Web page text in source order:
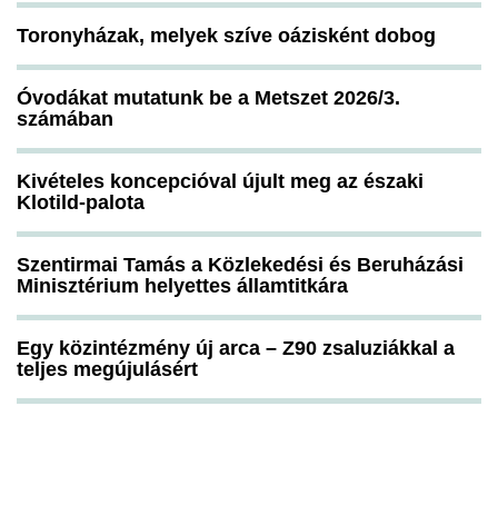
Toronyházak, melyek szíve oázisként dobog
Óvodákat mutatunk be a Metszet 2026/3.
számában
Kivételes koncepcióval újult meg az északi
Klotild-palota
Szentirmai Tamás a Közlekedési és Beruházási
Minisztérium helyettes államtitkára
Egy közintézmény új arca – Z90 zsaluziákkal a
teljes megújulásért